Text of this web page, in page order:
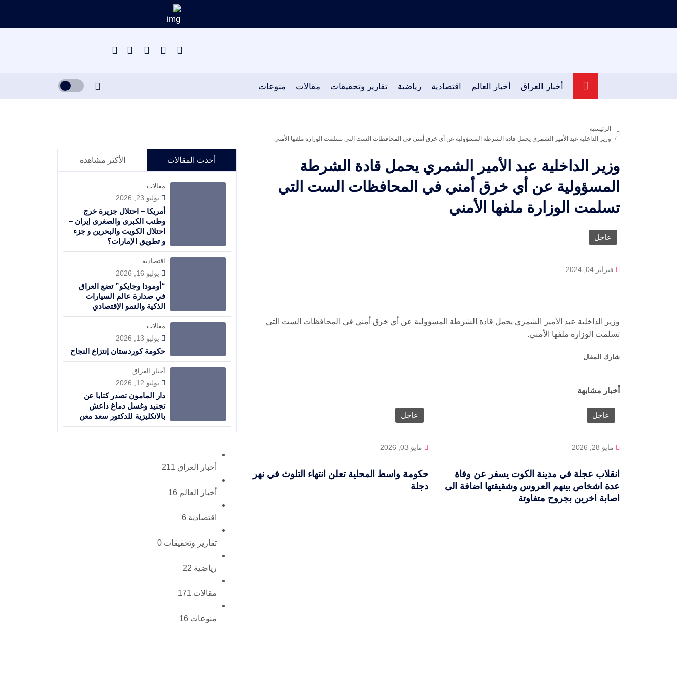
أخبار العراق أخبار العالم اقتصادية رياضية تقارير وتحقيقات مقالات منوعات
الرئيسية
وزير الداخلية عبد الأمير الشمري يحمل قادة الشرطة المسؤولية عن أي خرق أمني في المحافظات الست التي تسلمت الوزارة ملفها الأمني
وزير الداخلية عبد الأمير الشمري يحمل قادة الشرطة
المسؤولية عن أي خرق أمني في المحافظات الست التي
تسلمت الوزارة ملفها الأمني
عاجل
فبراير 04, 2024
وزير الداخلية عبد الأمير الشمري يحمل قادة الشرطة المسؤولية عن أي خرق أمني في المحافظات الست التي
تسلمت الوزارة ملفها الأمني.
شارك المقال
أخبار مشابهة
عاجل
مايو 28, 2026
انقلاب عجلة في مدينة الكوت يسفر عن وفاة
عدة اشخاص بينهم العروس وشقيقتها اضافة الى
اصابة اخرين بجروح متفاوتة
عاجل
مايو 03, 2026
حكومة واسط المحلية تعلن انتهاء التلوث في نهر
دجلة
أحدث المقالات الأكثر مشاهدة
مقالات
يوليو 23, 2026
أمريكا – احتلال جزيرة خرج
وطنب الكبرى والصغرى إيران –
احتلال الكويت والبحرين و جزء
و تطويق الإمارات؟
اقتصادية
يوليو 16, 2026
“أومودا وجايكو” تضع العراق
في صدارة عالم السيارات
الذكية والنمو الإقتصادي
مقالات
يوليو 13, 2026
حكومة كوردستان إنتزاع النجاح
أخبار العراق
يوليو 12, 2026
دار المامون تصدر كتابا عن
تجنيد وغسل دماغ داعش
بالانكليزية للدكتور سعد معن
أخبار العراق 211
أخبار العالم 16
اقتصادية 6
تقارير وتحقيقات 0
رياضية 22
مقالات 171
منوعات 16